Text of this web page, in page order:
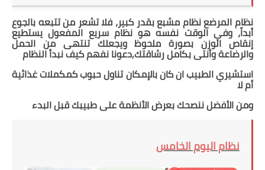
نظام المرضع نظام مشبع بقدر كبير، فلا تشعر من تتبعه بالجوع
أبداً، وفي الوقت نفسه هو نظام سريع المفعول يستطيع
إنقاص الوزن بصورة ملحوظ ويجعلك تنتهى من الحمل
والرضاعة وأنتى بكامل رشاقتك,دعونا نفهم كيف نبدأ النظام
استشيري الطبيب ان كان بالإمكان تناول حبوب كمكملات غذائية
أم لا
ومن الأفضل ننصحك بعرض الأنظمة على طبيبك قبل البدء
نظام اليوم الخامس